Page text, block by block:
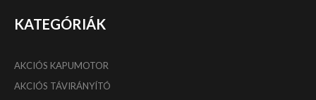
KATEGÓRIÁK
AKCIÓS KAPUMOTOR
AKCIÓS TÁVIRÁNYÍTÓ